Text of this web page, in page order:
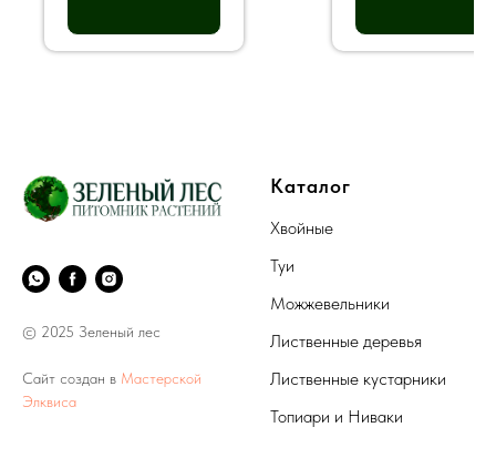
© 2025 Зеленый лес
Сайт создан в Мастерской
Элквиса
Каталог
Хвойные
Туи
Можжевельники
Лиственные деревья
Лиственные кустарники
Топиари и Ниваки